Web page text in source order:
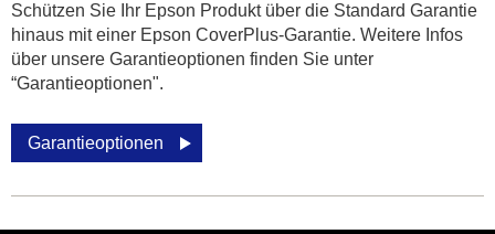
Schützen Sie Ihr Epson Produkt über die Standard Garantie
hinaus mit einer Epson CoverPlus-Garantie. Weitere Infos
über unsere Garantieoptionen finden Sie unter
“Garantieoptionen".
Garantieoptionen